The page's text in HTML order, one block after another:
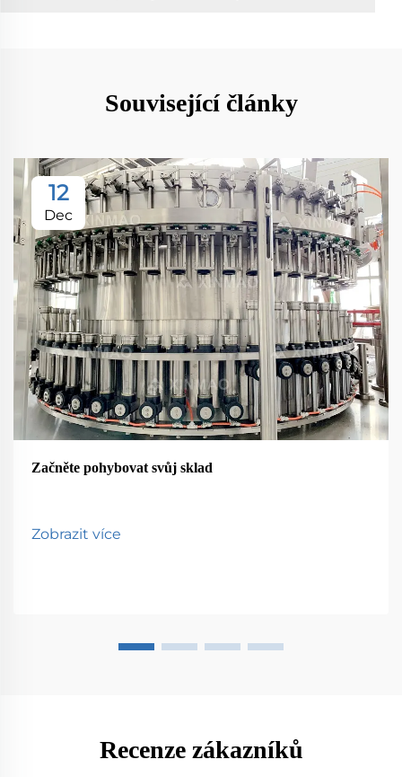
Související články
12
Dec
Začněte pohybovat svůj sklad
Zobrazit více
Recenze zákazníků